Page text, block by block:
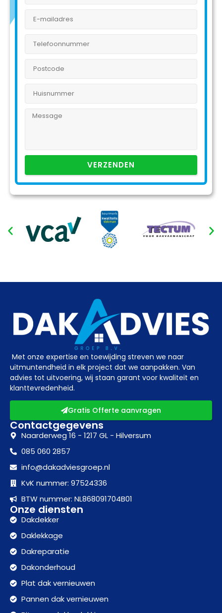
VERZENDEN
Met onze expertise en toewijding streven we naar
uitmuntendheid in elk project dat we aanpakken. Van
advies tot uitvoering, wij staan garant voor kwaliteit en
klanttevredenheid.
Gratis Offerte aanvragen
Contactgegevens
Naarderweg 16 - 1217 GL - Hilversum
085 060 2857
info@dakadviesgroep.nl
KvK nummer: 97524336
BTW nummer: NL868091704B01
Onze diensten
Dakdekker
Daklekkage
Dakreparatie
Dakonderhoud
Plat dak vernieuwen
Pannen dak vernieuwen